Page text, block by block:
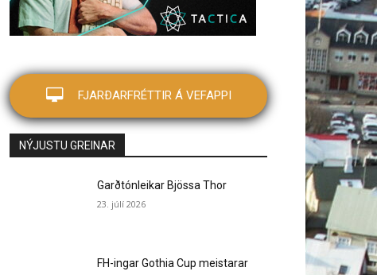
FJARÐARFRÉTTIR Á VEFAPPI
NÝJUSTU GREINAR
Garðtónleikar Bjössa Thor
23. júlí 2026
FH-ingar Gothia Cup meistarar